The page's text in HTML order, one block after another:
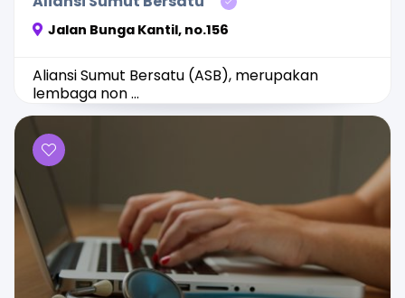
Jalan Bunga Kantil, no.156
Aliansi Sumut Bersatu (ASB), merupakan
lembaga non ...